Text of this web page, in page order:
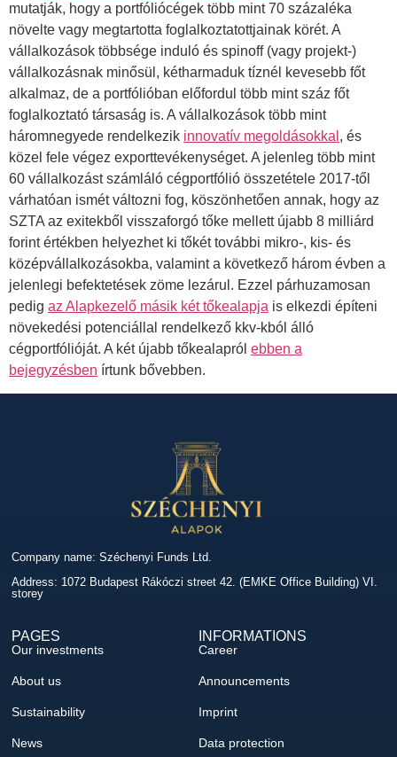
mutatják, hogy a portfóliócégek több mint 70 százaléka
növelte vagy megtartotta foglalkoztatottjainak körét. A
vállalkozások többsége induló és spinoff (vagy projekt-)
vállalkozásnak minősül, kétharmaduk tíznél kevesebb főt
alkalmaz, de a portfólióban előfordul több mint száz főt
foglalkoztató társaság is. A vállalkozások több mint
háromnegyede rendelkezik innovatív megoldásokkal , és
közel fele végez exporttevékenységet. A jelenleg több mint
60 vállalkozást számláló cégportfólió összetétele 2017-től
várhatóan ismét változni fog, köszönhetően annak, hogy az
SZTA az exitekből visszaforgó tőke mellett újabb 8 milliárd
forint értékben helyezhet ki tőkét további mikro-, kis- és
középvállalkozásokba, valamint a következő három évben a
jelenlegi befektetések zöme lezárul. Ezzel párhuzamosan
pedig az Alapkezelő másik két tőkealapja is elkezdi építeni
növekedési potenciállal rendelkező kkv-kból álló
cégportfólióját. A két újabb tőkealapról ebben a
bejegyzésben írtunk bővebben.
Company name: Széchenyi Funds Ltd.
Address: 1072 Budapest Rákóczi street 42. (EMKE Office Building) VI.
storey
PAGES
Our investments
About us
Sustainability
News
INFORMATIONS
Career
Announcements
Imprint
Data protection